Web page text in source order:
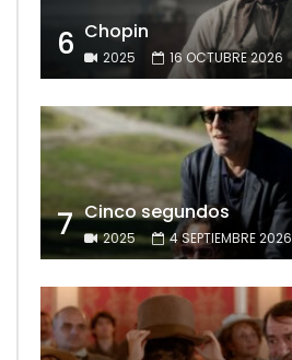
6 Chopin
2025 16 OCTUBRE 2026
7 Cinco segundos
2025 4 SEPTIEMBRE 2026